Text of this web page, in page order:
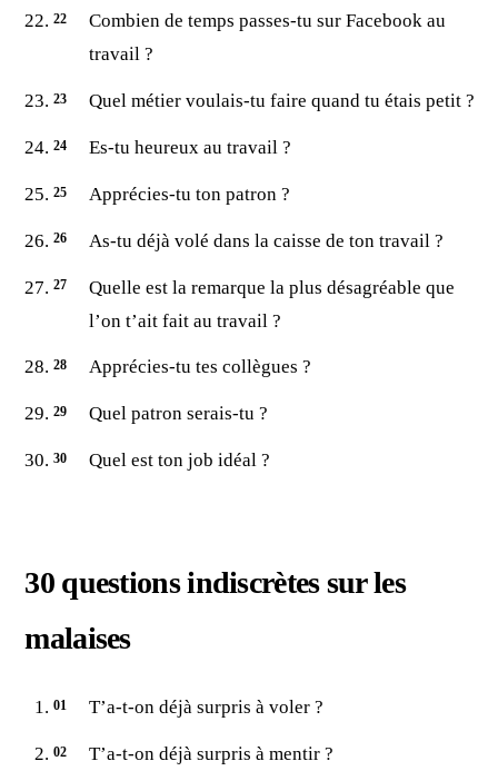
Combien de temps passes-tu sur Facebook au
travail ?
Quel métier voulais-tu faire quand tu étais petit ?
Es-tu heureux au travail ?
Apprécies-tu ton patron ?
As-tu déjà volé dans la caisse de ton travail ?
Quelle est la remarque la plus désagréable que
l’on t’ait fait au travail ?
Apprécies-tu tes collègues ?
Quel patron serais-tu ?
Quel est ton job idéal ?
30 questions indiscrètes sur les
malaises
T’a-t-on déjà surpris à voler ?
T’a-t-on déjà surpris à mentir ?